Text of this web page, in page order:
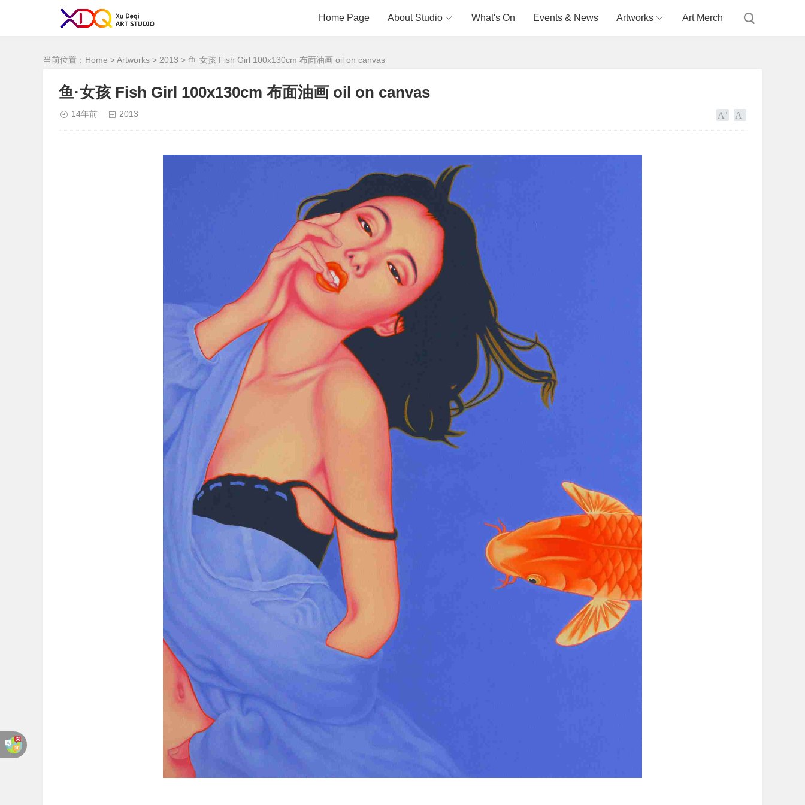
Home Page
About Studio What's On Events & News Artworks Art Merch
当前位置： Home >Artworks > 2013 > 鱼·女孩 Fish Girl 100x130cm 布面油画 oil on canvas
鱼·女孩 Fish Girl 100x130cm 布面油画 oil on canvas
14年前 2013